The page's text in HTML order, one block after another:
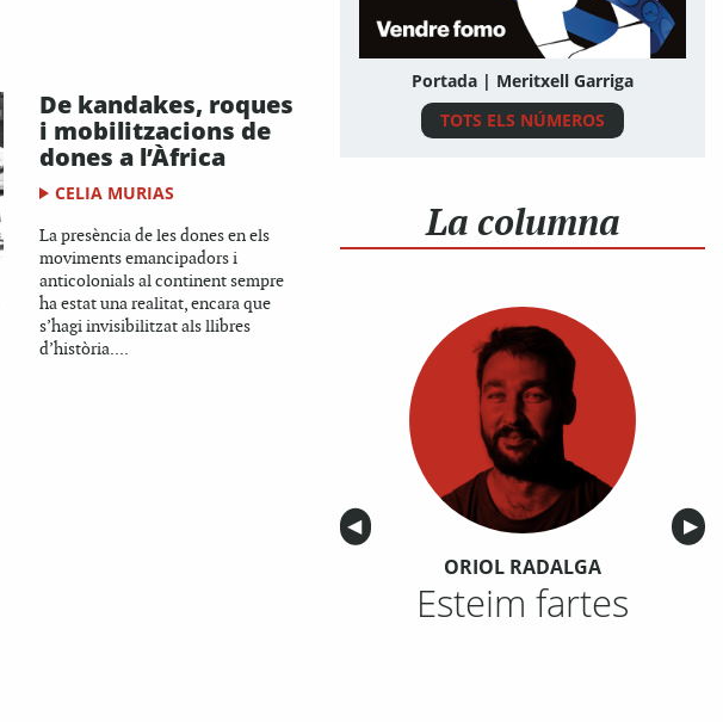
De kandakes, roques
i mobilitzacions de
dones a l’Àfrica
CELIA MURIAS
La presència de les dones en els
moviments emancipadors i
anticolonials al continent sempre
ha estat una realitat, encara que
s’hagi invisibilitzat als llibres
d’història....
Portada | Meritxell Garriga
TOTS ELS NÚMEROS
La columna
Anterior
◀︎ ▶︎
ORIOL RADALGA
Esteim fartes